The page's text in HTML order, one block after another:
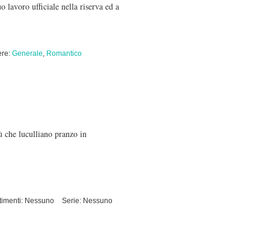
lavoro ufficiale nella riserva ed a
Generale, Romantico
che luculliano pranzo in
Nessuno
Serie: Nessuno